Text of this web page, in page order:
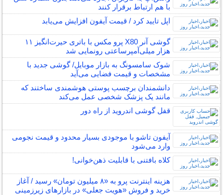
با هم ارتباط برقرار کنند
اپل تایید کرد / قیمت آیفون افزایش می‌یابد
گوشی آنر X80 پرو مکس با باتری حیرت‌انگیز ۱۱
هزار میلی‌آمپرساعتی رونمایی شد
شوک سامسونگ به بازار موبایل/ گوشی جدید با
مشخصات و قیمت فضایی می‌آید
دانشمندان برچسب پوستی هوشمندی ساختند که
مانند یک پزشک شخصی عمل می‌کند
قفل گوشی اندروید از راه دور
آیفون تاشو با موجودی بسیار محدود و قیمت نجومی
وارد می‌شود
کلاه بافتنی با قابلیت ذهن‌خوانی!
هزینه اینترنت پرو به «۸ میلیون تومان» رسید / آغاز
خرید و فروش «هویت جعلی» در بازارهای زیرزمینی